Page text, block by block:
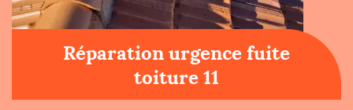
Réparation urgence fuite
toiture 11